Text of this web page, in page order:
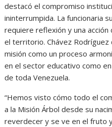
destacó el compromiso
ininterrumpida. La funcionaria
requiere reflexión y una
el territorio. Chávez Rodríguez
misión como un proceso
en el sector educativo como
de toda Venezuela.
“Hemos visto cómo todo el
a la Misión Árbol desde su
reverdecer y se ve en el fruto